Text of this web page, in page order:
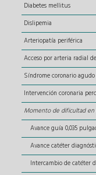
Diabetes mellitus
Dislipemia
Arteriopatía periférica
Acceso por arteria radial
Síndrome coronario agudo
Intervención coronaria
Momento de dificultad en
Avance guía 0,035
Avance catéter
Intercambio de catéter